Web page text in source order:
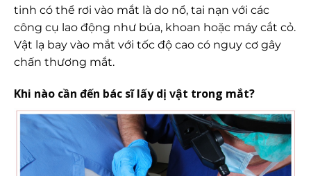
tinh có thể rơi vào mắt là do nổ, tai nạn với các
công cụ lao động như búa, khoan hoặc máy cắt cỏ.
Vật lạ bay vào mắt với tốc độ cao có nguy cơ gây
chấn thương mắt.
Khi nào cần đến bác sĩ lấy dị vật trong mắt?